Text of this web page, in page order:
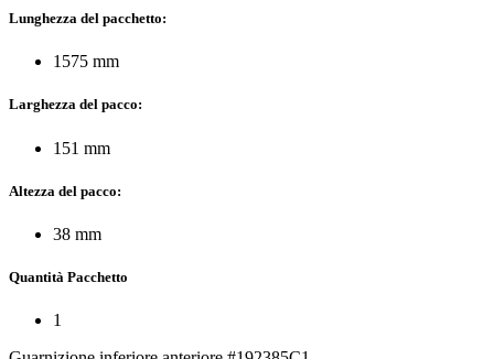
Lunghezza del pacchetto:
1575 mm
Larghezza del pacco:
151 mm
Altezza del pacco:
38 mm
Quantità Pacchetto
1